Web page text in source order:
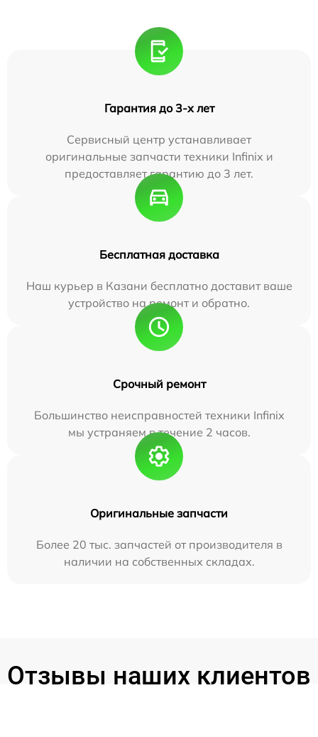
Гарантия до 3-х лет
Сервисный центр устанавливает
оригинальные запчасти техники Infinix и
предоставляет гарантию до 3 лет.
Бесплатная доставка
Наш курьер в Казани бесплатно доставит ваше
устройство на ремонт и обратно.
Срочный ремонт
Большинство неисправностей техники Infinix
мы устраняем в течение 2 часов.
Оригинальные запчасти
Более 20 тыс. запчастей от производителя в
наличии на собственных складах.
Отзывы наших клиентов